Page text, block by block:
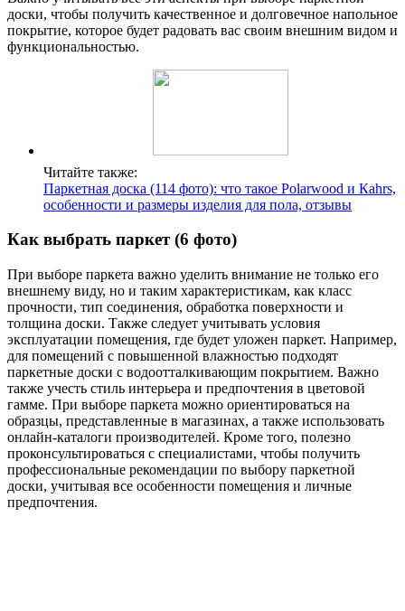
доски, чтобы получить качественное и долговечное напольное
покрытие, которое будет радовать вас своим внешним видом и
функциональностью.
Читайте также:
Паркетная доска (114 фото): что такое Рolarwood и Кahrs,
особенности и размеры изделия для пола, отзывы
Как выбрать паркет (6 фото)
При выборе паркета важно уделить внимание не только его
внешнему виду, но и таким характеристикам, как класс
прочности, тип соединения, обработка поверхности и
толщина доски. Также следует учитывать условия
эксплуатации помещения, где будет уложен паркет. Например,
для помещений с повышенной влажностью подходят
паркетные доски с водоотталкивающим покрытием. Важно
также учесть стиль интерьера и предпочтения в цветовой
гамме. При выборе паркета можно ориентироваться на
образцы, представленные в магазинах, а также использовать
онлайн-каталоги производителей. Кроме того, полезно
проконсультироваться с специалистами, чтобы получить
профессиональные рекомендации по выбору паркетной
доски, учитывая все особенности помещения и личные
предпочтения.